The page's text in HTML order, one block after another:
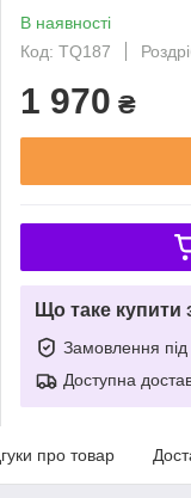
В наявності
Код: TQ187
1 970 ₴
Що таке купити
Замовлення під
Доступна
про товар